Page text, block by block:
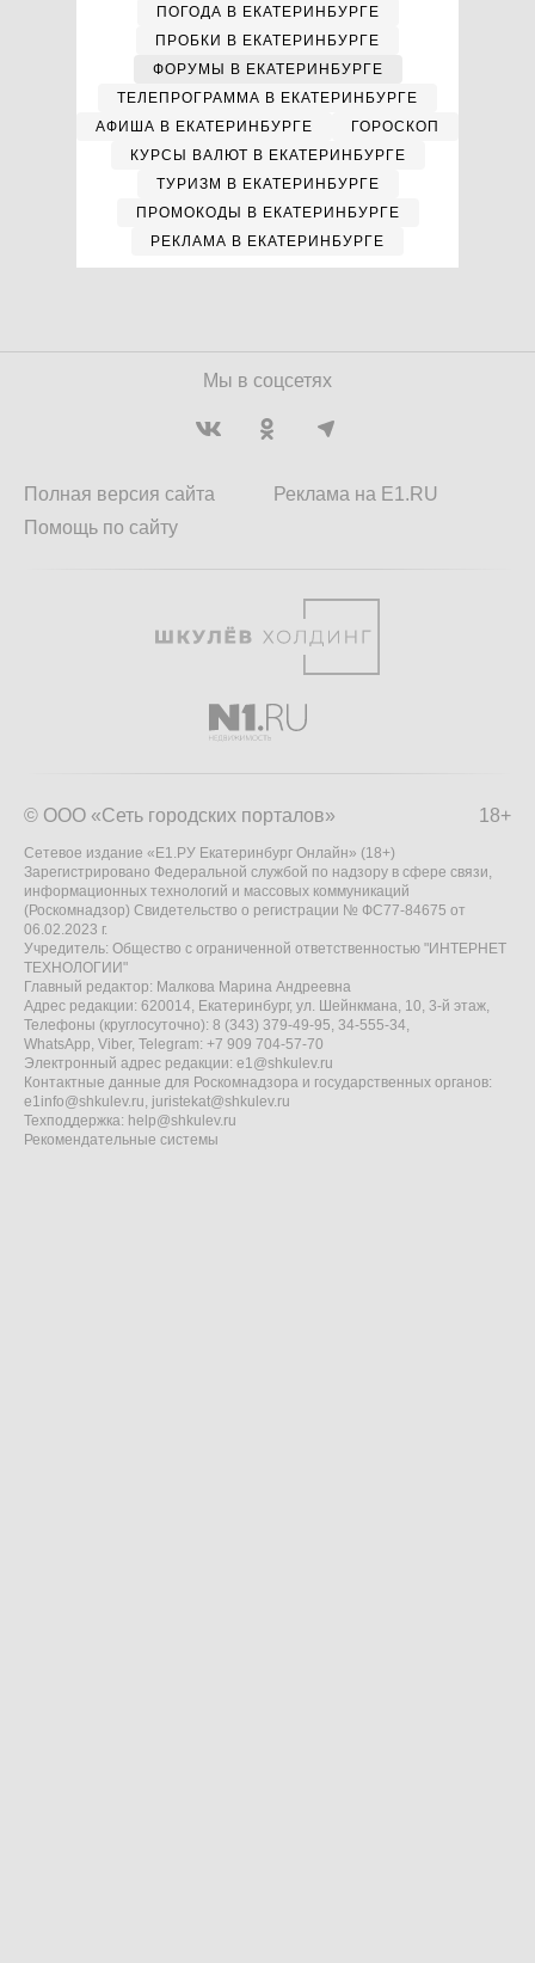
ПОГОДА В ЕКАТЕРИНБУРГЕ
ПРОБКИ В ЕКАТЕРИНБУРГЕ
ФОРУМЫ В ЕКАТЕРИНБУРГЕ
ТЕЛЕПРОГРАММА В ЕКАТЕРИНБУРГЕ
АФИША В ЕКАТЕРИНБУРГЕ
ГОРОСКОП
КУРСЫ ВАЛЮТ В ЕКАТЕРИНБУРГЕ
ТУРИЗМ В ЕКАТЕРИНБУРГЕ
ПРОМОКОДЫ В ЕКАТЕРИНБУРГЕ
РЕКЛАМА В ЕКАТЕРИНБУРГЕ
Мы в соцсетях
Полная версия сайта
Помощь по сайту
Реклама на E1.RU
18+
© ООО «Сеть городских порталов»
Сетевое издание «Е1.РУ Екатеринбург Онлайн» (18+)
Зарегистрировано Федеральной службой по надзору в сфере связи,
информационных технологий и массовых коммуникаций
(Роскомнадзор) Свидетельство о регистрации № ФС77-84675 от
06.02.2023 г.
Учредитель: Общество с ограниченной ответственностью "ИНТЕРНЕТ
ТЕХНОЛОГИИ"
Главный редактор: Малкова Марина Андреевна
Адрес редакции: 620014, Екатеринбург, ул. Шейнкмана, 10, 3-й этаж,
Телефоны (круглосуточно): 8 (343) 379-49-95, 34-555-34,
WhatsApp, Viber, Telegram: +7 909 704-57-70
Электронный адрес редакции: e1@shkulev.ru
Контактные данные для Роскомнадзора и государственных органов:
e1info@shkulev.ru, juristekat@shkulev.ru
Техподдержка: help@shkulev.ru
Рекомендательные системы